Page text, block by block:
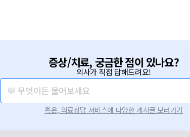
증상/치료, 궁금한 점이 있나요?
의사가 직접 답해드려요!
💬 무엇이든 물어보세요
혹은, 의료상담 서비스에 다양한 게시글 보러가기